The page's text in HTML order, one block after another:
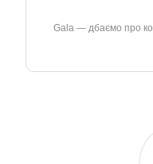
Gala — дбаємо про